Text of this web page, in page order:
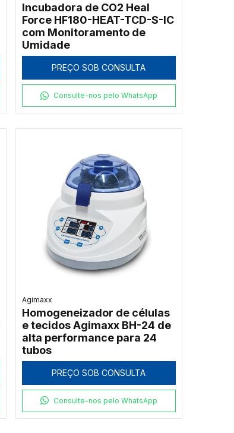
Incubadora de CO2 Heal
Force HF180-HEAT-TCD-S-IC
com Monitoramento de
Umidade
PREÇO SOB CONSULTA
Consulte-nos pelo WhatsApp
Agimaxx
Homogeneizador de células
e tecidos Agimaxx BH-24 de
alta performance para 24
tubos
PREÇO SOB CONSULTA
Consulte-nos pelo WhatsApp